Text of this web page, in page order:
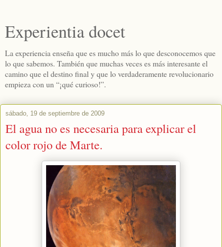
Experientia docet
La experiencia enseña que es mucho más lo que desconocemos que
lo que sabemos. También que muchas veces es más interesante el
camino que el destino final y que lo verdaderamente revolucionario
empieza con un “¡qué curioso!”.
sábado, 19 de septiembre de 2009
El agua no es necesaria para explicar el
color rojo de Marte.